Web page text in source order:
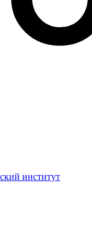
институт